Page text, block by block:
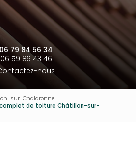
06 79 84 56 34
06 59 86 43 46
nous
sur-Chalaronne
de toiture Châtillon-sur-